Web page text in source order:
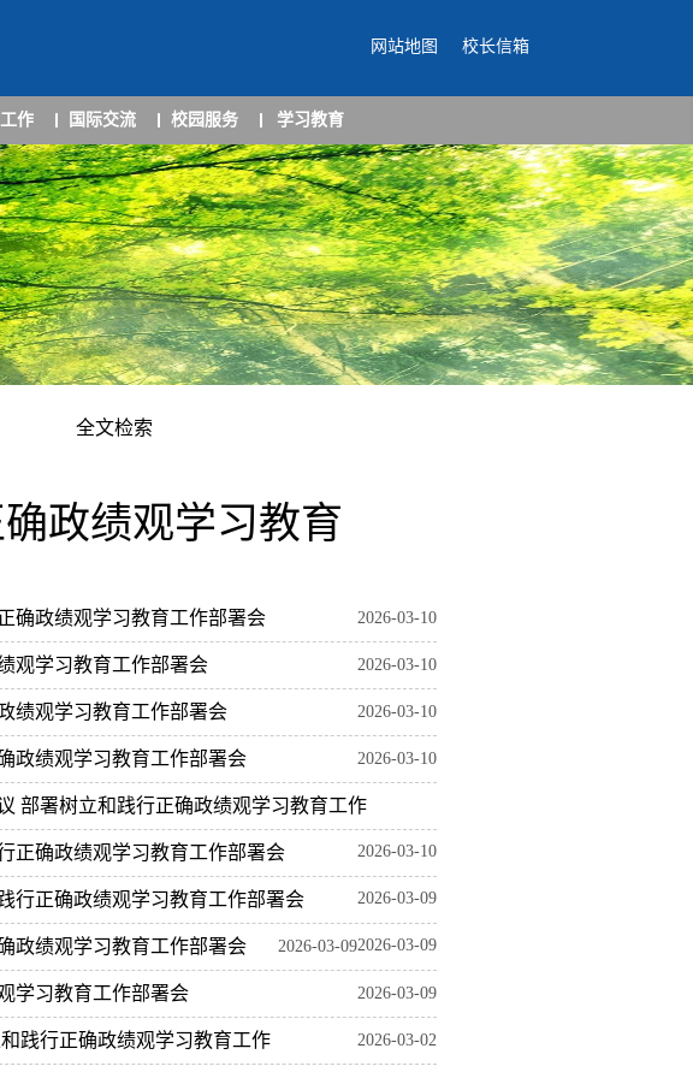
网站地图 校长信箱
作 国际交流 校园服务 学习教育
全文检索
政绩观学习教育
确政绩观学习教育工作部署会 2026-03-10
观学习教育工作部署会 2026-03-10
绩观学习教育工作部署会 2026-03-10
政绩观学习教育工作部署会 2026-03-10
部署树立和践行正确政绩观学习教育工作
2026-03-10
正确政绩观学习教育工作部署会
2026-03-09
行正确政绩观学习教育工作部署会
2026-03-09
政绩观学习教育工作部署会 2026-03-09
学习教育工作部署会 2026-03-09
践行正确政绩观学习教育工作 2026-03-02